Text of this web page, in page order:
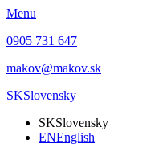
Menu
0905 731 647
makov@makov.sk
SKSlovensky
SKSlovensky
ENEnglish